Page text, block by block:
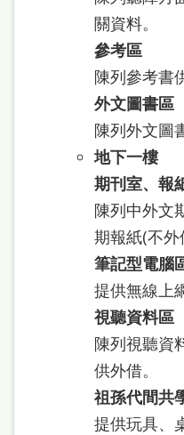
關資料。
參考區
陳列參考書
外文圖書區
陳列外文圖
地下一樓
期刊室、報
陳列中外文
期報紙(不外
筆記型電腦
提供無線上
視聽資料區
陳列視聽資
供外借。
祖孫代間共
提供玩具、